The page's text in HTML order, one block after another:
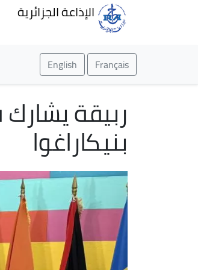
الإذاعة الجزائرية
Français
English
بنيكاراغوا